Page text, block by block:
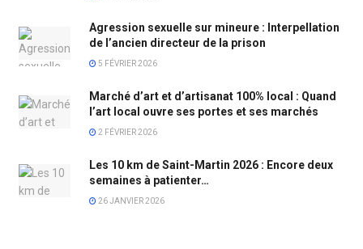
Agression sexuelle sur mineure : Interpellation
de l’ancien directeur de la prison
5 FÉVRIER 2026
Marché d’art et d’artisanat 100% local : Quand
l’art local ouvre ses portes et ses marchés
2 FÉVRIER 2026
Les 10 km de Saint-Martin 2026 : Encore deux
semaines à patienter…
26 JANVIER 2026